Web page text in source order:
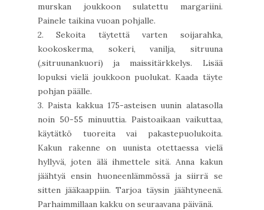
murskan joukkoon sulatettu margariini.
Painele taikina vuoan pohjalle.
2. Sekoita täytettä varten soijarahka,
kookoskerma, sokeri, vanilja, sitruuna
(,sitruunankuori) ja maissitärkkelys. Lisää
lopuksi vielä joukkoon puolukat. Kaada täyte
pohjan päälle.
3. Paista kakkua 175-asteisen uunin alatasolla
noin 50-55 minuuttia. Paistoaikaan vaikuttaa,
käytätkö tuoreita vai pakastepuolukoita.
Kakun rakenne on uunista otettaessa vielä
hyllyvä, joten älä ihmettele sitä. Anna kakun
jäähtyä ensin huoneenlämmössä ja siirrä se
sitten jääkaappiin. Tarjoa täysin jäähtyneenä.
Parhaimmillaan kakku on seuraavana päivänä.